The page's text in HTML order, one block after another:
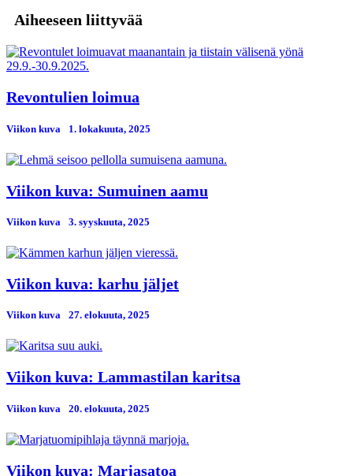
Aiheeseen liittyvää
Revontulien loimua
Viikon kuva 1. lokakuuta, 2025
Viikon kuva: Sumuinen aamu
Viikon kuva 3. syyskuuta, 2025
Viikon kuva: karhu jäljet
Viikon kuva 27. elokuuta, 2025
Viikon kuva: Lammastilan karitsa
Viikon kuva 20. elokuuta, 2025
Viikon kuva: Marjasatoa